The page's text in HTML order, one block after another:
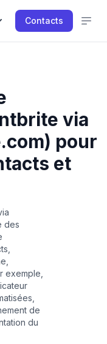
Contacts
via
pour
et
des
exemple,
de
du